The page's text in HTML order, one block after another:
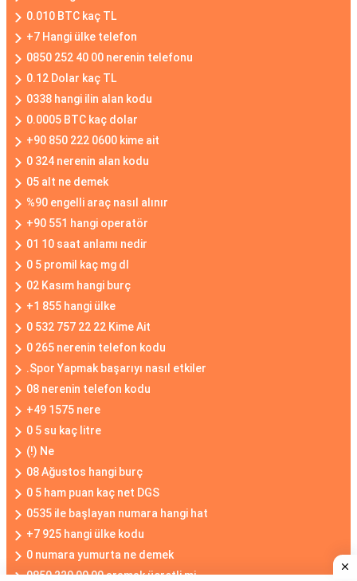
0.010 BTC kaç TL
+7 Hangi ülke telefon
0850 252 40 00 nerenin telefonu
0.12 Dolar kaç TL
0338 hangi ilin alan kodu
0.0005 BTC kaç dolar
+90 850 222 0600 kime ait
0 324 nerenin alan kodu
05 alt ne demek
%90 engelli araç nasıl alınır
+90 551 hangi operatör
01 10 saat anlamı nedir
0 5 promil kaç mg dl
02 Kasım hangi burç
+1 855 hangi ülke
0 532 757 22 22 Kime Ait
0 265 nerenin telefon kodu
.Spor Yapmak başarıyı nasıl etkiler
08 nerenin telefon kodu
+49 1575 nere
0 5 su kaç litre
(!) Ne
08 Ağustos hangi burç
0 5 ham puan kaç net DGS
0535 ile başlayan numara hangi hat
+7 925 hangi ülke kodu
0 numara yumurta ne demek
0850 220 00 00 aramak ücretli mi